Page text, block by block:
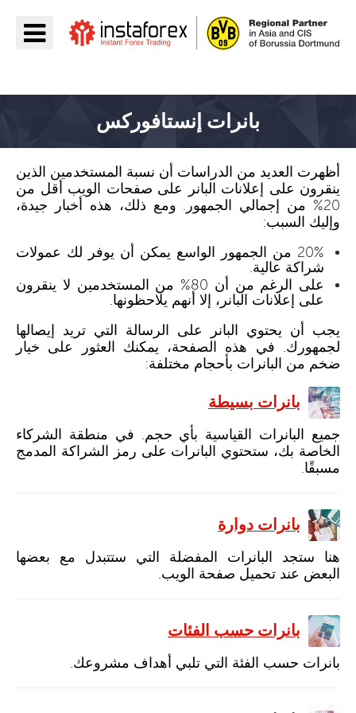
بانرات إنستافوركس
أظهرت العديد من الدراسات أن نسبة المستخدمين الذين
ينقرون على إعلانات البانر على صفحات الويب أقل من
20% من إجمالي الجمهور. ومع ذلك، هذه أخبار جيدة،
وإليك السبب:
20% من الجمهور الواسع يمكن أن يوفر لك عمولات
شراكة عالية.
على الرغم من أن 80% من المستخدمين لا ينقرون
على إعلانات البانر، إلا أنهم يلاحظونها.
يجب أن يحتوي البانر على الرسالة التي تريد إيصالها
لجمهورك. في هذه الصفحة، يمكنك العثور على خيار
ضخم من البانرات بأحجام مختلفة:
بانرات بسيطة
جميع البانرات القياسية بأي حجم. في منطقة الشركاء
الخاصة بك، ستحتوي البانرات على رمز الشراكة المدمج
مسبقًا.
بانرات دوارة
هنا ستجد البانرات المفضلة التي ستتبدل مع بعضها
البعض عند تحميل صفحة الويب.
بانرات حسب الفئات
بانرات حسب الفئة التي تلبي أهداف مشروعك.